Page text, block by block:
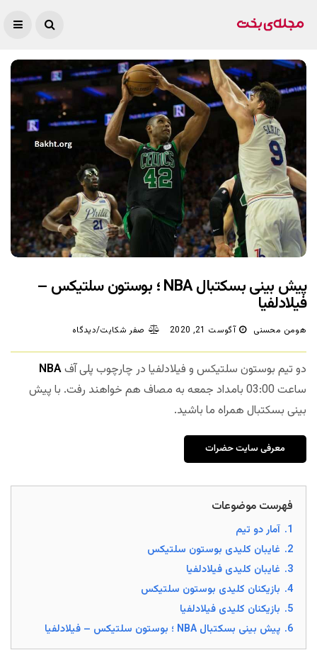
پیش بینی بسکتبال NBA ؛ بوستون سلتیکس –
فیلادلفیا
هومن محسنی آگوست 21, 2020 صفر شکایت/دیدگاه
دو تیم بوستون سلتیکس و فیلادلفیا در چارچوب پلی آفNBA
ساعت 03:00 بامداد جمعه به مصاف هم خواهند رفت. با پیش
بینی بسکتبال همراه ما باشید.
معرفی سایت حضرات
فهرست موضوعات
1. آمار دو تیم
2. غایبان کلیدی بوستون سلتیکس
3. غایبان کلیدی فیلادلفیا
4. بازیکنان کلیدی بوستون سلتیکس
5. بازیکنان کلیدی فیلادلفیا
6. پیش بینی بسکتبال NBA ؛ بوستون سلتیکس – فیلادلفیا